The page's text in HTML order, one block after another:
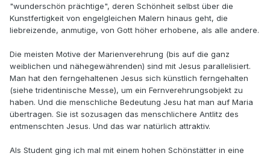
"wunderschön prächtige", deren Schönheit selbst über die
Kunstfertigkeit von engelgleichen Malern hinaus geht, die
liebreizende, anmutige, von Gott höher erhobene, als alle andere.
Die meisten Motive der Marienverehrung (bis auf die ganz
weiblichen und nähegewährenden) sind mit Jesus parallelisiert.
Man hat den ferngehaltenen Jesus sich künstlich ferngehalten
(siehe tridentinische Messe), um ein Fernverehrungsobjekt zu
haben. Und die menschliche Bedeutung Jesu hat man auf Maria
übertragen. Sie ist sozusagen das menschlichere Antlitz des
entmenschten Jesus. Und das war natürlich attraktiv.
Als Student ging ich mal mit einem hohen Schönstätter in eine